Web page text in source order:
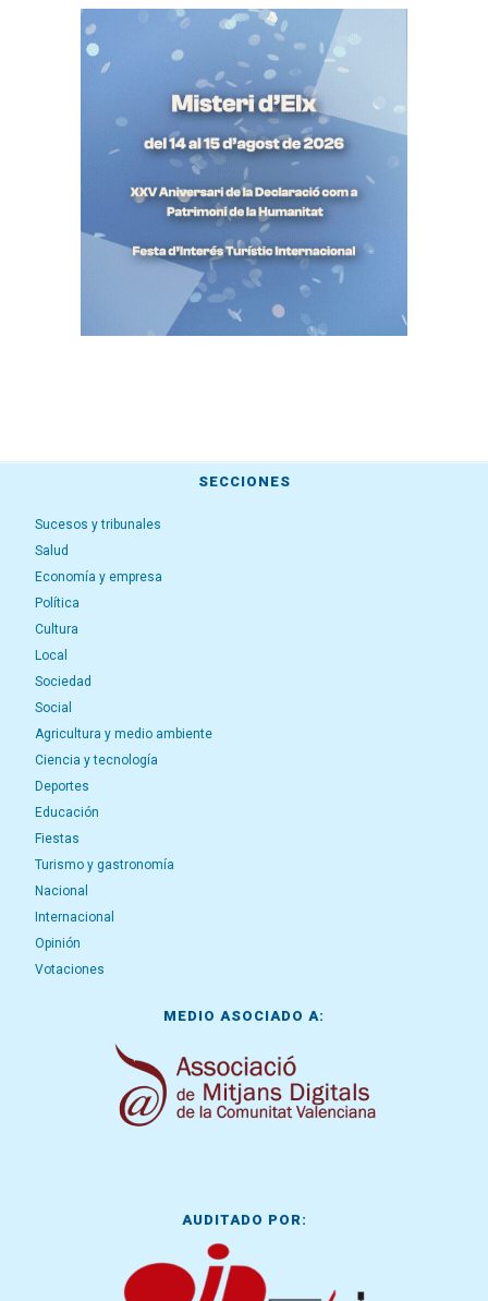
SECCIONES
Sucesos y tribunales
Salud
Economía y empresa
Política
Cultura
Local
Sociedad
Social
Agricultura y medio ambiente
Ciencia y tecnología
Deportes
Educación
Fiestas
Turismo y gastronomía
Nacional
Internacional
Opinión
Votaciones
MEDIO ASOCIADO A:
AUDITADO POR: